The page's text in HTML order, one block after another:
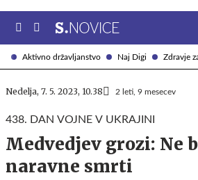
Aktivno državljanstvo Naj Digi Zdravje
Nedelja, 7. 5. 2023, 10.38 2 leti, 9 mesecev
438. DAN VOJNE V UKRAJINI
Medvedjev grozi: Ne
naravne smrti